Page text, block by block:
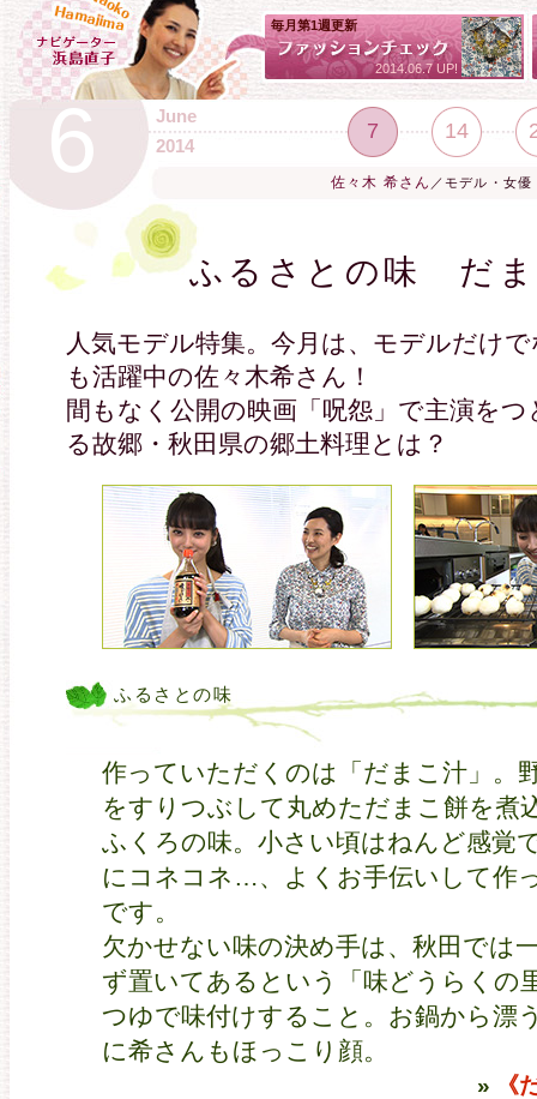
毎月第1週更新
2014.06.7 UP!
6
June
2014
7 14
佐々木 希さん ／モデル・女優
ふるさとの味 だ
人気モデル特集。今月は、モデルだけ
も活躍中の佐々木希さん！
間もなく公開の映画「呪怨」で主演を
る故郷・秋田県の郷土料理とは？
ふるさとの味
作っていただくのは「だまこ汁」。
をすりつぶして丸めただまこ餅を煮
ふくろの味。小さい頃はねんど感覚
にコネコネ…、よくお手伝いして作
です。
欠かせない味の決め手は、秋田では
ず置いてあるという「味どうらくの
つゆで味付けすること。お鍋から漂
に希さんもほっこり顔。
» 《